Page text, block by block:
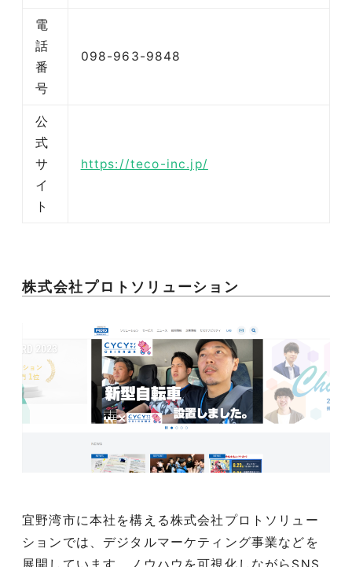
電
話
番
号
098-963-9848
公
式
サ
イ
ト
https://teco-inc.jp/
株式会社プロトソリューション
宜野湾市に本社を構える株式会社プロトソリュー
ションでは、デジタルマーケティング事業などを
お問い合わせ
申し込み